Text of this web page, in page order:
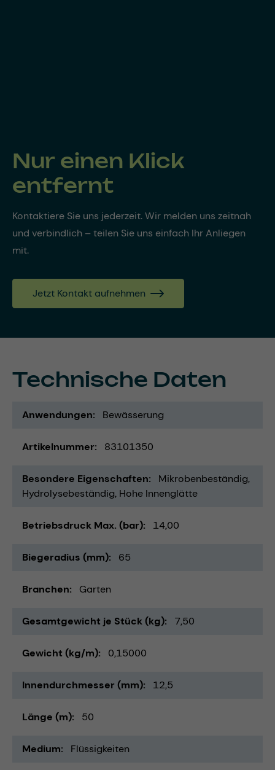
Nur einen Klick
entfernt
Kontaktiere Sie uns jederzeit. Wir melden uns zeitnah
und verbindlich – teilen Sie uns einfach Ihr Anliegen
mit.
Jetzt Kontakt aufnehmen
Technische Daten
Anwendungen Bewässerung
Artikelnummer 83101350
Besondere Eigenschaften
Mikrobenbeständig
Hydrolysebeständig Hohe Innenglätte
Betriebsdruck Max. (bar) 14,00
Biegeradius (mm) 65
Branchen Garten
Gesamtgewicht je Stück (kg) 7,50
Gewicht (kg/m) 0,15000
Innendurchmesser (mm) 12,5
Länge (m) 50
Medium Flüssigkeiten